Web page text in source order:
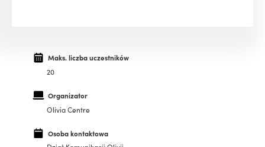
Maks. liczba uczestników
20
Organizator
Olivia Centre
Osoba kontaktowa